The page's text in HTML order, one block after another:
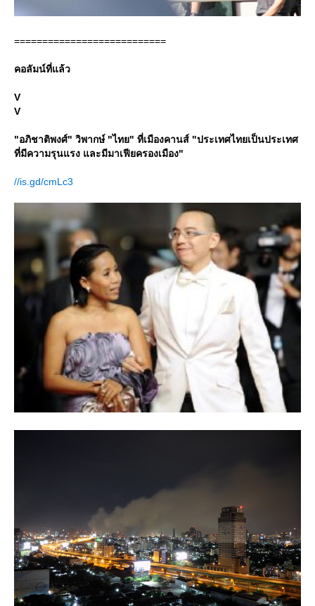
===========================
คอลัมน์ที่แล้ว
V
V
"อภิชาติพงศ์" วิพากษ์ "ไทย" ที่เมืองคานส์ "ประเทศไทยเป็นประเทศ
ที่มีความรุนแรง และมีมาเฟียครองเมือง"
//is.gd/cmLc3